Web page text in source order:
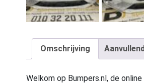
Omschrijving
Welkom op Bumpers.nl, de